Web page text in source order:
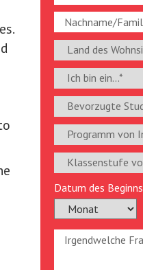
Datum des Beginns